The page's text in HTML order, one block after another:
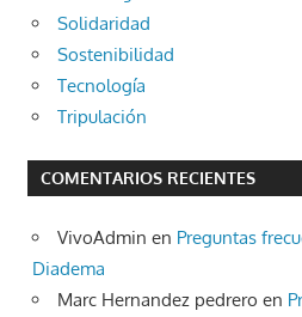
Solidaridad
Sostenibilidad
Tecnología
Tripulación
COMENTARIOS RECIENTES
VivoAdmin en Preguntas
Diadema
Marc Hernandez pedrero en